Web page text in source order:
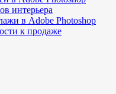
интерьера
в Adobe Photoshop
к продаже